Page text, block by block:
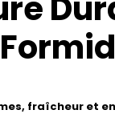
fraîcheur et